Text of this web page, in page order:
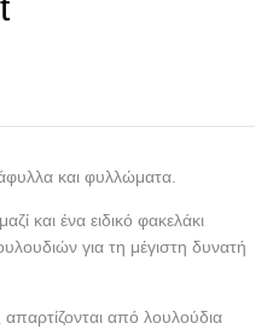
και φυλλώματα.
και ένα ειδικό φακελάκι
για τη μέγιστη δυνατή
από λουλούδια